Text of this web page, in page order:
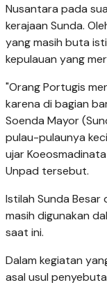
Nusantara pada
kerajaan Sunda.
yang masih buta
kepulauan yang
"Orang Portugis
karena di bagian
Soenda Mayor
pulau-pulaunya
ujar
Unpad tersebut.
Istilah Sunda Besar
masih digunakan
saat ini.
Dalam kegiatan
asal usul